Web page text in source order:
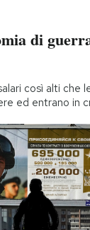
di
così alti che
ed entrano in